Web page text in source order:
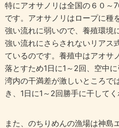
特にアオサノリは全国の６０～
です。アオサノリはロープに種
強い流れに弱いので、養殖環境
強い流れにさらされないリアス
ているのです。養殖中はアオサ
落とすため1日に1～2回、空中
湾内の干満差が激しいところで
き、1日に1～2回勝手に干してく
また、のちりめんの漁場は神島